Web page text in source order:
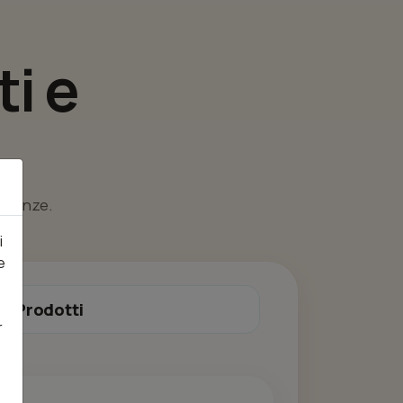
e
Prodotti